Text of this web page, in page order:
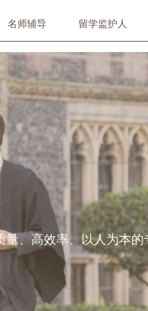
名师辅导 留学监护人
、高效率、以人为本